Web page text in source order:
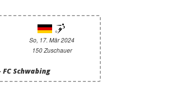
So, 17. Mär 2024
150 Zuschauer
FC Schwabing